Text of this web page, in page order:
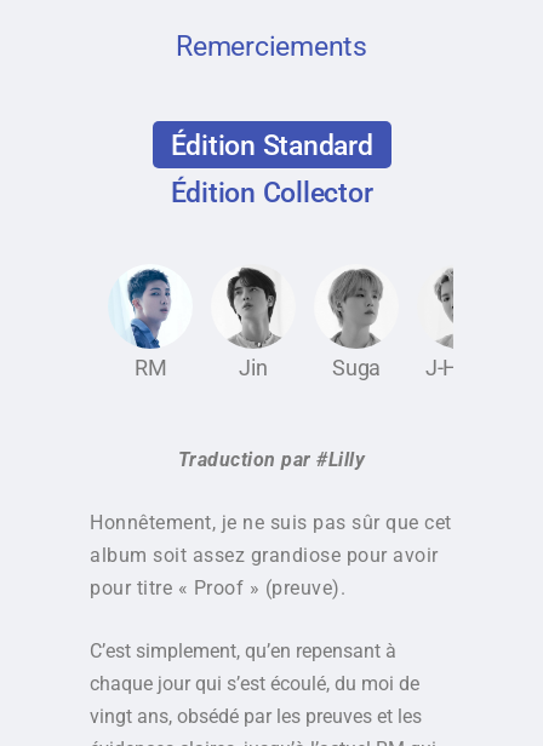
Remerciements
Édition Standard
Édition Collector
RM Jin Suga J-Hope
Traduction par #Lilly
Honnêtement, je ne suis pas sûr que cet
album soit assez grandiose pour avoir
pour titre « Proof » (preuve).
C’est simplement, qu’en repensant à
chaque jour qui s’est écoulé, du moi de
vingt ans, obsédé par les preuves et les